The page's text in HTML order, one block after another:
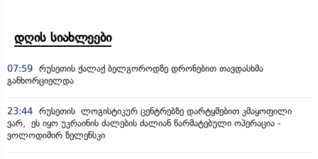
დღის სიახლეები
07:59 რუსეთის ქალაქ ბელგოროდზე დრონებით თავდასხმა
განხორციელდა
23:44 რუსეთის ლოგისტიკურ ცენტრებზე დარტყმებით კმაყოფილი
ვარ, ეს იყო უკრაინის ძალების ძალიან წარმატებული ოპერაცია -
ვოლოდიმირ ზელენსკი